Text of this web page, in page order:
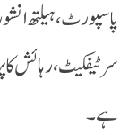
پاسپورٹ، ہیلتھ
سرٹیفکیٹ، رہائش کا
ہے۔